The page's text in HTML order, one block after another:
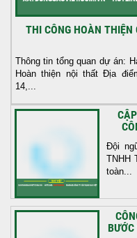
THI CÔNG HOÀN THIỆN
Thông tin tổng quan dự án:
Hoàn thiện nội thất Địa
14,...
Đội
TNHH
toàn...